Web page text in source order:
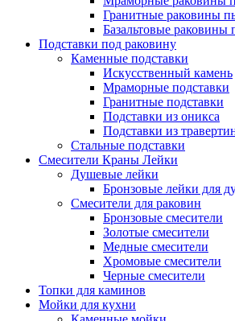
Гранитные раковины
Базальтовые раковины
Подставки под раковину
Каменные подставки
Искусственный камень
Мраморные подставки
Гранитные подставки
Подставки из оникса
Подставки из
Стальные подставки
Смесители Краны Лейки
Душевые лейки
Бронзовые лейки для
Смесители для раковин
Бронзовые смесители
Золотые смесители
Медные смесители
Хромовые смесители
Черные смесители
Топки для каминов
Мойки для кухни